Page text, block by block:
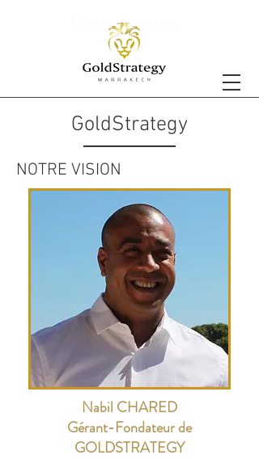
Contactez-nous
GoldStrategy
NOTRE VISION
Nabil CHARED
Gérant-Fondateur de
GOLDSTRATEGY